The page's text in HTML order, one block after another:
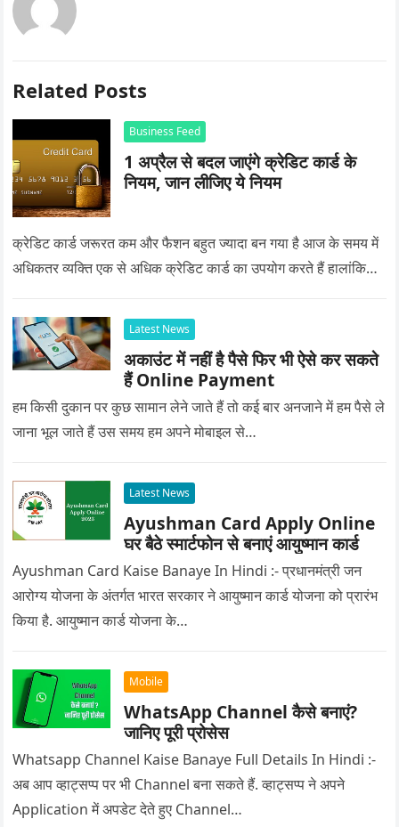
Related Posts
Business Feed
1 अप्रैल से बदल जाएंगे क्रेडिट कार्ड के
नियम, जान लीजिए ये नियम
क्रेडिट कार्ड जरूरत कम और फैशन बहुत ज्यादा बन गया है आज के समय में
अधिकतर व्यक्ति एक से अधिक क्रेडिट कार्ड का उपयोग करते हैं हालांकि…
Latest News
अकाउंट में नहीं है पैसे फिर भी ऐसे कर सकते
हैं Online Payment
हम किसी दुकान पर कुछ सामान लेने जाते हैं तो कई बार अनजाने में हम पैसे ले
जाना भूल जाते हैं उस समय हम अपने मोबाइल से…
Latest News
Ayushman Card Apply Online
घर बैठे स्मार्टफोन से बनाएं आयुष्मान कार्ड
Ayushman Card Kaise Banaye In Hindi :- प्रधानमंत्री जन
आरोग्य योजना के अंतर्गत भारत सरकार ने आयुष्मान कार्ड योजना को प्रारंभ
किया है. आयुष्मान कार्ड योजना के…
Mobile
WhatsApp Channel कैसे बनाएं?
जानिए पूरी प्रोसेस
Whatsapp Channel Kaise Banaye Full Details In Hindi :-
अब आप व्हाट्सप्प पर भी Channel बना सकते हैं. व्हाट्सप्प ने अपने
Application में अपडेट देते हुए Channel…